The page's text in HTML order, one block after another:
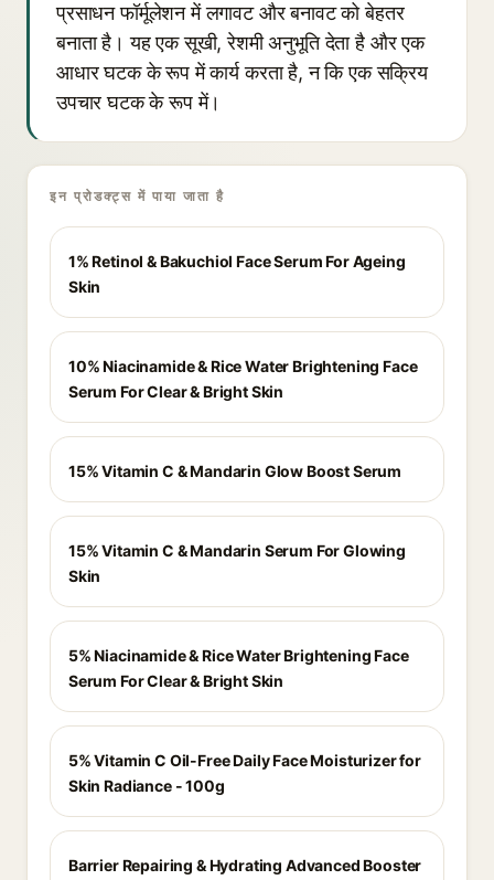
प्रसाधन फॉर्मूलेशन में लगावट और बनावट को बेहतर
बनाता है। यह एक सूखी, रेशमी अनुभूति देता है और एक
आधार घटक के रूप में कार्य करता है, न कि एक सक्रिय
उपचार घटक के रूप में।
इन प्रोडक्ट्स में पाया जाता है
1% Retinol & Bakuchiol Face Serum For Ageing
Skin
10% Niacinamide & Rice Water Brightening Face
Serum For Clear & Bright Skin
15% Vitamin C & Mandarin Glow Boost Serum
15% Vitamin C & Mandarin Serum For Glowing
Skin
5% Niacinamide & Rice Water Brightening Face
Serum For Clear & Bright Skin
5% Vitamin C Oil-Free Daily Face Moisturizer for
Skin Radiance - 100g
Barrier Repairing & Hydrating Advanced Booster